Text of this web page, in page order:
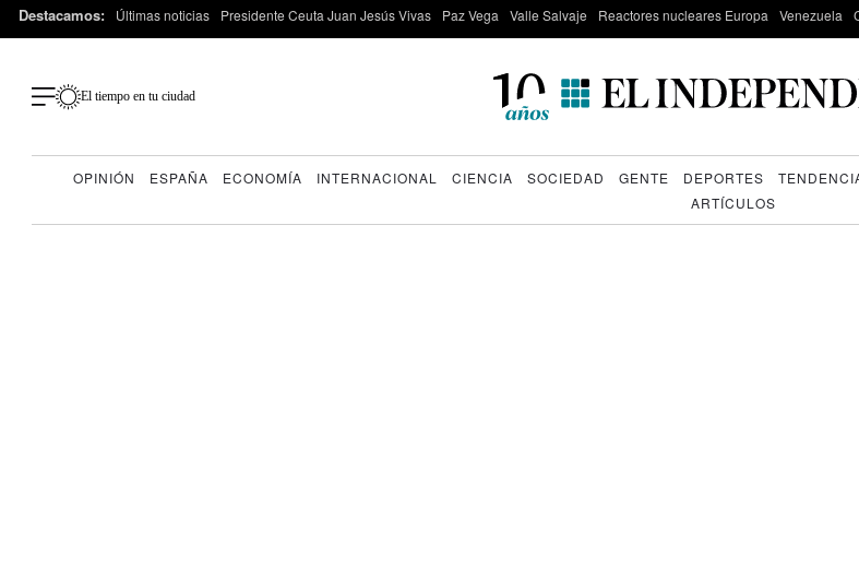
Destacamos: Últimas noticias Presidente Ceuta Juan Jesús Vivas Paz Vega Valle Salvaje Reactores nucleares Europa Venezuela
El tiempo en tu ciudad
OPINIÓN ESPAÑA ECONOMÍA INTERNACIONAL CIENCIA SOCIEDAD GENTE DEPORTES
ARTÍCULOS